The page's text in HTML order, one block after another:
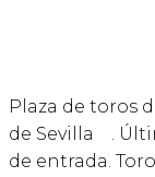
Plaza de toros
de Sevilla
.
de entrada.